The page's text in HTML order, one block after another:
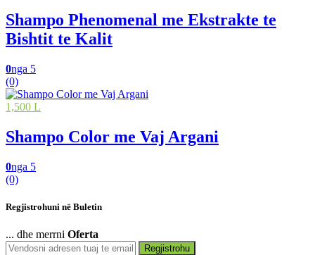
Shampo Phenomenal me Ekstrakte te
Bishtit te Kalit
0nga 5
(0)
1,500 L
Shampo Color me Vaj Argani
0nga 5
(0)
Regjistrohuni në Buletin
... dhe merrni Oferta
Regjistrohu